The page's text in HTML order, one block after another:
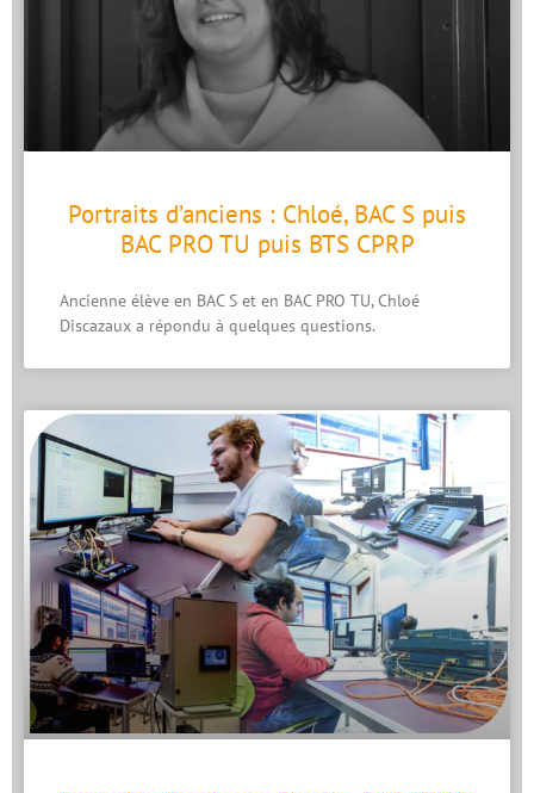
Portraits d’anciens : Chloé, BAC S puis
BAC PRO TU puis BTS CPRP
Ancienne élève en BAC S et en BAC PRO TU, Chloé
Discazaux a répondu à quelques questions.